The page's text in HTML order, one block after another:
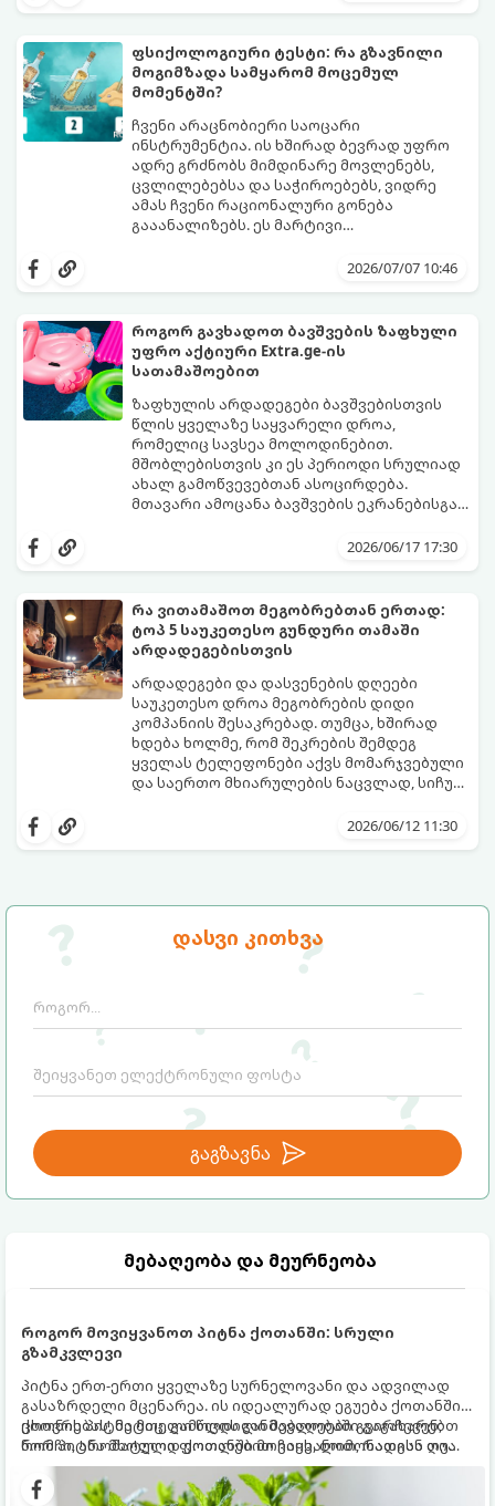
დასვი კითხვა
გაგზავნა
მებაღეობა და მეურნეობა
როგორ მოვიყვანოთ პიტნა ქოთანში: სრული
გზამკვლევი
პიტნა ერთ-ერთი ყველაზე სურნელოვანი და ადვილად
გასაზრდელი მცენარეა. ის იდეალურად ეგუება ქოთანში
ცხოვრებას, მეტიც, გამოცდილი მებაღეები გვირჩევენ,
რომ პიტნა მხოლოდ ქოთანში მოვიყვანოთ, რადგან ღია
გრუნტში (ბაღში) დარგვისას ის ფესვებით ძალიან
სწრაფად ვრცელდება და სხვა მცენარეებს ავიწროებს.
ქოთნის პიტნა მთელი წლის განმავლობაში გაგახარებთ
ნორჩი, არომატული ფოთლებით ჩაის, ლიმონათისა თუ
კერძებისთვის.
ფსიქოლოგიური ტესტი: რა გზავნილი
მოგიმზადა სამყარომ მოცემულ
მომენტში?
ჩვენი არაცნობიერი საოცარი
ინსტრუმენტია. ის ხშირად ბევრად უფრო
ადრე გრძნობს მიმდინარე მოვლენებს,
ცვლილებებსა და საჭიროებებს, ვიდრე
ამას ჩვენი რაციონალური გონება
გააანალიზებს. ეს მარტივი
ასოციაციურ აღქმაზეა დაფუძნებული,
თქვენთვის ცხოვრების ამ ეტაპზე.
აირჩიეთ სამი წერილიდან ის ერთი,
2026/07/07 10:46
როგორ გავხადოთ ბავშვების ზაფხული
უფრო აქტიური Extra.ge-ის
სათამაშოებით
ზაფხულის არდადეგები ბავშვებისთვის
წლის ყველაზე საყვარელი დროა,
რომელიც სავსეა მოლოდინებით.
მშობლებისთვის კი ეს პერიოდი სრულიად
ახალ გამოწვევებთან ასოცირდება.
მთავარი ამოცანა ბავშვების ეკრანებისგან
მიმართვაა. მნიშვნელოვანია მათთვის
ჯანსაღი რუტინა დასვენების დღეებშიც
აუცილებელია.
მარკეტფლეისი საქართველოში,
დაგეხმარებათ. აქ ყველა ასაკისა და
ინტერესის მქონე ბავშვისთვის მოიძებნება
იდეალური გასართობი საშუალება.
2026/06/17 17:30
რა ვითამაშოთ მეგობრებთან ერთად:
ტოპ 5 საუკეთესო გუნდური თამაში
არდადეგებისთვის
არდადეგები და დასვენების დღეები
საუკეთესო დროა მეგობრების დიდი
კომპანიის შესაკრებად. თუმცა, ხშირად
ხდება ხოლმე, რომ შეკრების შემდეგ
ყველას ტელეფონები აქვს მომარჯვებული
და საერთო მხიარულების ნაცვლად, სიჩუმე
დასაღწევად და ნამდვილი, ცოცხალი
იუმორით სავსე აქტივობები მეგობრებს
თქვენს არდადეგებს ნამდვილ
2026/06/12 11:30